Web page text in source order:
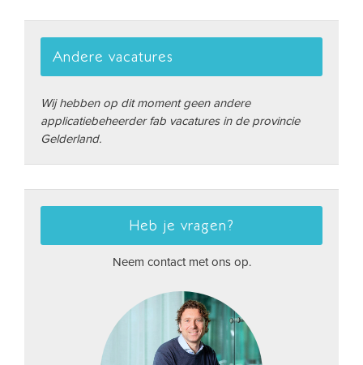
Andere vacatures
Wij hebben op dit moment geen andere
applicatiebeheerder fab vacatures in de provincie
Gelderland.
Heb je vragen?
Neem contact met ons op.